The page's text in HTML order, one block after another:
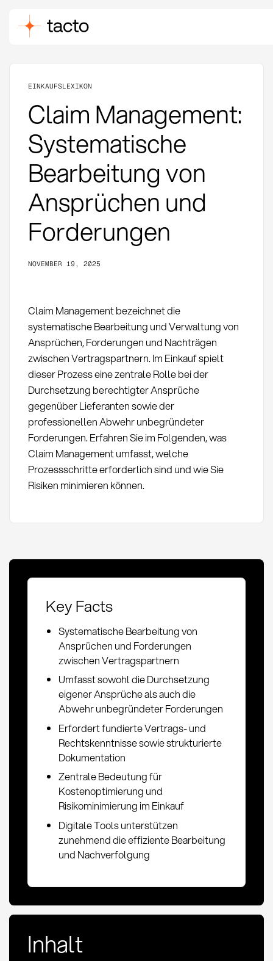
EINKAUFSLEXIKON
Claim Management:
Systematische
Bearbeitung von
Ansprüchen und
Forderungen
NOVEMBER 19, 2025
Claim Management bezeichnet die
systematische Bearbeitung und Verwaltung von
Ansprüchen, Forderungen und Nachträgen
zwischen Vertragspartnern. Im Einkauf spielt
dieser Prozess eine zentrale Rolle bei der
Durchsetzung berechtigter Ansprüche
gegenüber Lieferanten sowie der
professionellen Abwehr unbegründeter
Forderungen. Erfahren Sie im Folgenden, was
Claim Management umfasst, welche
Prozessschritte erforderlich sind und wie Sie
Risiken minimieren können.
Key Facts
Systematische Bearbeitung von
Ansprüchen und Forderungen
zwischen Vertragspartnern
Umfasst sowohl die Durchsetzung
eigener Ansprüche als auch die
Abwehr unbegründeter Forderungen
Erfordert fundierte Vertrags- und
Rechtskenntnisse sowie strukturierte
Dokumentation
Zentrale Bedeutung für
Kostenoptimierung und
Risikominimierung im Einkauf
Digitale Tools unterstützen
zunehmend die effiziente Bearbeitung
und Nachverfolgung
Inhalt